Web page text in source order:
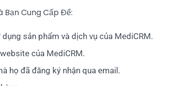
Bạn Cung Cấp Để:
sản phẩm và dịch vụ của MediCRM.
của MediCRM.
họ đã đăng ký nhận qua email.